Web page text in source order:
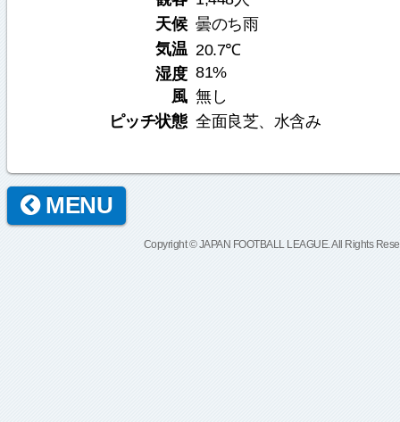
天候 曇のち雨
気温 20.7℃
湿度 81%
風 無し
ピッチ状態 全面良芝、水含み
MENU
Copyright © JAPAN FOOTBALL LEAGUE. All Rights